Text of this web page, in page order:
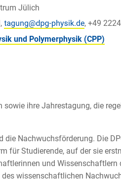
Jülich
, +49
und Polymerphysik (CPP)
sowie ihre Jahrestagung, die
die Nachwuchsförderung. Die
für Studierende, auf der sie
und Wissenschaftlern
wissenschaftlichen